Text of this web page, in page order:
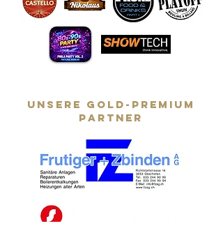
unsere GOLD-PREMIUM
partner